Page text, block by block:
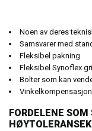
Noen av deres
Samsvarer med
Fleksibel pakning
Fleksibel Synoflex
Bolter som kan
FORDELENE SOM